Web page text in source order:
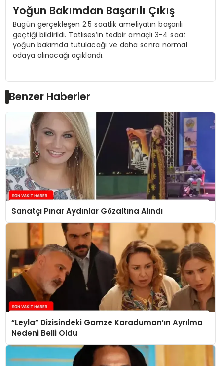
Yoğun Bakımdan Başarılı Çıkış
Bugün gerçekleşen 2.5 saatlik ameliyatın başarılı
geçtiği bildirildi. Tatlıses’in tedbir amaçlı 3-4 saat
yoğun bakımda tutulacağı ve daha sonra normal
odaya alınacağı açıklandı.
Benzer Haberler
Sanatçı Pınar Aydınlar Gözaltına Alındı
“Leyla” Dizisindeki Gamze Karaduman’ın Ayrılma
Nedeni Belli Oldu